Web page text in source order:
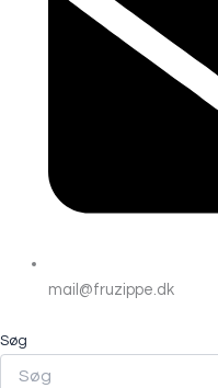
mail@fruzippe.dk
Søg